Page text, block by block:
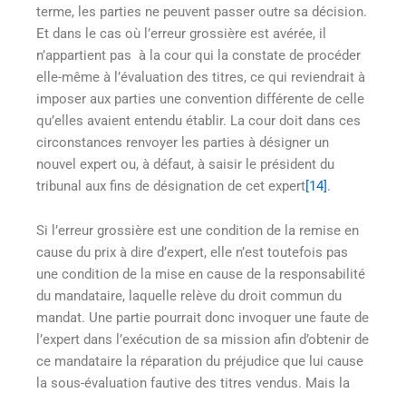
terme, les parties ne peuvent passer outre sa décision.
Et dans le cas où l’erreur grossière est avérée, il
n’appartient pas à la cour qui la constate de procéder
elle-même à l’évaluation des titres, ce qui reviendrait à
imposer aux parties une convention différente de celle
qu’elles avaient entendu établir. La cour doit dans ces
circonstances renvoyer les parties à désigner un
nouvel expert ou, à défaut, à saisir le président du
tribunal aux fins de désignation de cet expert[14].
Si l’erreur grossière est une condition de la remise en
cause du prix à dire d’expert, elle n’est toutefois pas
une condition de la mise en cause de la responsabilité
du mandataire, laquelle relève du droit commun du
mandat. Une partie pourrait donc invoquer une faute de
l’expert dans l’exécution de sa mission afin d’obtenir de
ce mandataire la réparation du préjudice que lui cause
la sous-évaluation fautive des titres vendus. Mais la